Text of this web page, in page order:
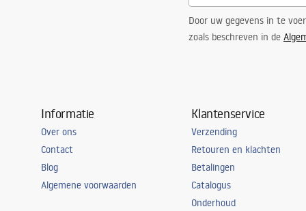
Door uw gegevens in te
zoals beschreven in de
Informatie
Over ons
Contact
Blog
Algemene voorwaarden
Klantenservice
Verzending
Retouren en klachten
Betalingen
Catalogus
Onderhoud